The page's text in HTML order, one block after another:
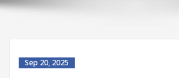
Sep 20, 2025